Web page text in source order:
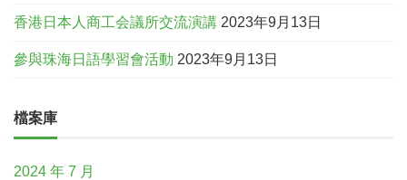
香港日本人商工会議所交流演講 2023年9月13日
參與珠海日語學習會活動 2023年9月13日
檔案庫
2024 年 7 月